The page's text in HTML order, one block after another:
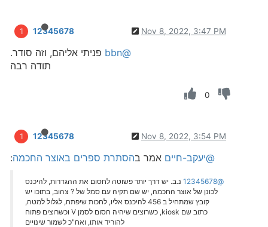
1 12345678 Nov 8, 2022, 3:47 PM
@bbn
פניתי אליהם, וזה סודר.
תודה רבה
0
1 12345678 Nov 8, 2022, 3:54 PM
@יעקב-חיים אמר בהסתרת ספרים באוצר החכמה:
@12345678
נ.ב. יש דרך יותר פשוטה לחסום את ההגדרות, להיכנס
לכונן של אוצר החכמה, יש שם תקיה עם סמל של ? צהוב, בתוכו יש
קובץ שמתחיל ב 456 להיכנס אליו, לחכות שיפתח, לגלול למטה,
כתוב שם kiosk, כשרוצים שיהיה חסום לסמן V וכשרוצים פתוח
להוריד אותו, ואח"כ לשמור שינויים